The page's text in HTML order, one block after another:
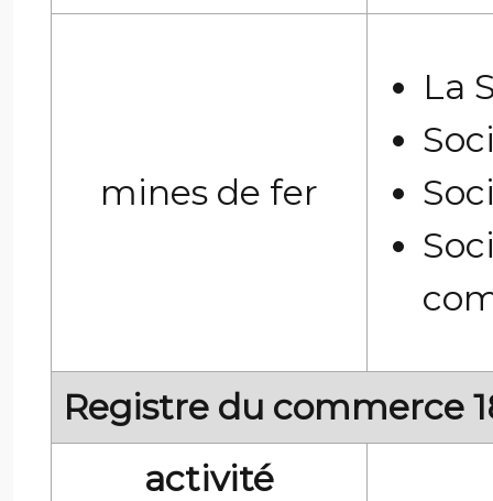
mines de fer
La
Registre du commerce
activité